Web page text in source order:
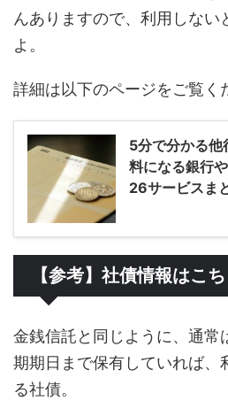
んありますので、利用しない
よ。
詳細は以下のページをご覧く
5分で分かる他
料になる銀行
26サービスま
【参考】社債情報はこ
金銭信託と同じように、通常
期期日まで保有していれば、
る社債。